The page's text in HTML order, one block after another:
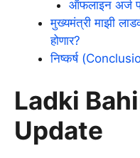
ऑफलाइन अर्ज
मुख्यमंत्री माझी
होणार?
निष्कर्ष
Ladki
Update